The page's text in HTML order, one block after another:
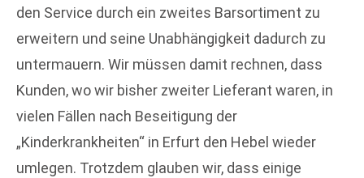
den Service durch ein zweites Barsortiment zu
erweitern und seine Unabhängigkeit dadurch zu
untermauern. Wir müssen damit rechnen, dass
Kunden, wo wir bisher zweiter Lieferant waren, in
vielen Fällen nach Beseitigung der
„Kinderkrankheiten“ in Erfurt den Hebel wieder
umlegen. Trotzdem glauben wir, dass einige